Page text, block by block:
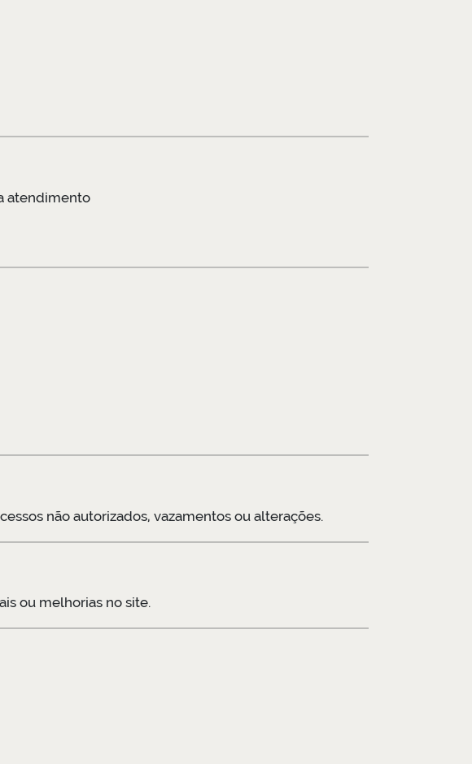
atendimento
não autorizados, vazamentos ou alterações.
ou melhorias no site.